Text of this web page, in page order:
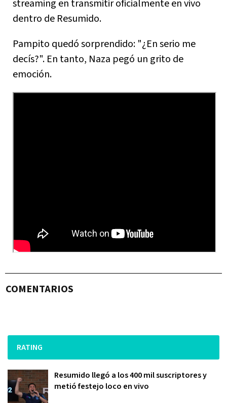
streaming en transmitir oficialmente en vivo
dentro de Resumido.
Pampito quedó sorprendido: "¿En serio me
decís?". En tanto, Naza pegó un grito de
emoción.
COMENTARIOS
RATING
Resumido llegó a los 400 mil suscriptores y
metió festejo loco en vivo